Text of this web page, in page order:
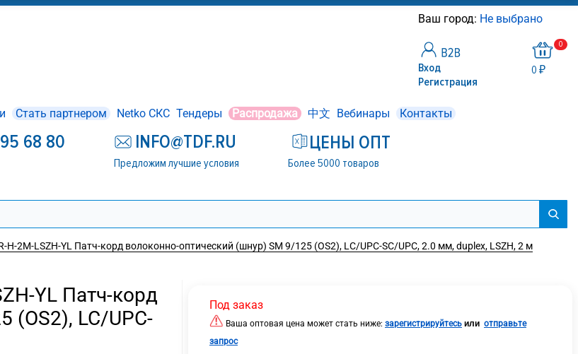
Ваш город: Не выбрано
Вход
Регистрация
0
0 ₽
Стать партнером Netko СКС Тендеры Распродажа 中文 Вебинары Контакты
68 80 INFO@TDF.RU
Предложим лучшие условия
ЦЕНЫ ОПТ
Более 5000 товаров
H-2M-LSZH-YL Патч-корд волоконно-оптический (шнур) SM 9/125 (OS2), LC/UPC-SC/UPC, 2.0 мм, duplex, LSZH, 2 м
YL Патч-корд
(OS2), LC/UPC-
Под заказ
Ваша оптовая цена может стать ниже: зарегистрируйтесь или отправьте
запрос